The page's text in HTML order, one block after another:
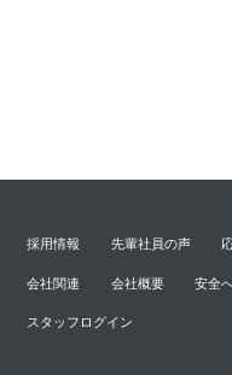
採用情報 先輩社員の声
会社関連 会社概要 安全
スタッフログイン